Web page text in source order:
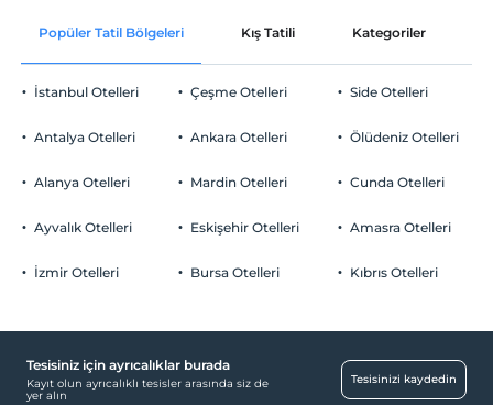
Popüler Tatil Bölgeleri Kış Tatili Kategoriler
İstanbul Otelleri
Antalya Otelleri
Alanya Otelleri
Ayvalık Otelleri
İzmir Otelleri
Çeşme Otelleri
Ankara Otelleri
Mardin Otelleri
Eskişehir Otelleri
Bursa Otelleri
Side Otelleri
Ölüdeniz Otelleri
Cunda Otelleri
Amasra Otelleri
Kıbrıs Otelleri
Tesisiniz için ayrıcalıklar burada
Kayıt olun ayrıcalıklı tesisler arasında siz de
yer alın
Tesisinizi kaydedin